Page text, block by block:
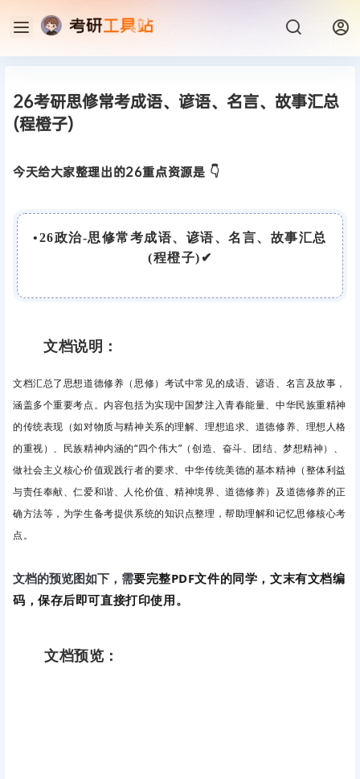
26考研思修常考成语、谚语、名言、故事汇总
(程橙子)
今天给大家整理出的26重点资源是 👇
•26政治-思修常考成语、谚语、名言、故事汇总
(程橙子) ✔
文档说明：
文档汇总了思想道德修养（思修）考试中常见的成语、谚语、名言及故事，
涵盖多个重要考点。内容包括为实现中国梦注入青春能量、中华民族重精神
的传统表现（如对物质与精神关系的理解、理想追求、道德修养、理想人格
的重视）、民族精神内涵的“四个伟大”（创造、奋斗、团结、梦想精神）、
做社会主义核心价值观践行者的要求、中华传统美德的基本精神（整体利益
与责任奉献、仁爱和谐、人伦价值、精神境界、道德修养）及道德修养的正
确方法等，为学生备考提供系统的知识点整理，帮助理解和记忆思修核心考
点。
文档的预览图如下，需要完整PDF文件的同学，文末有文档编
码，保存后即可直接打印使用。
文档预览：